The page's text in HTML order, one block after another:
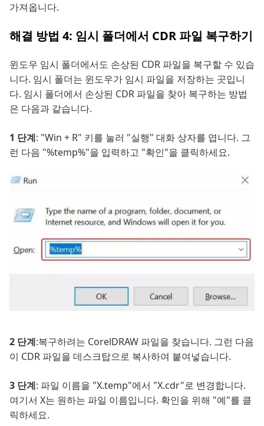
가져옵니다.
해결 방법 4: 임시 폴더에서 CDR 파일 복구하기
윈도우 임시 폴더에서도 손상된 CDR 파일을 복구할 수 있습
니다. 임시 폴더는 윈도우가 임시 파일을 저장하는 곳입니
다. 임시 폴더에서 손상된 CDR 파일을 찾아 복구하는 방법
은 다음과 같습니다.
1 단계: "Win + R" 키를 눌러 "실행" 대화 상자를 엽니다. 그
런 다음 "%temp%"을 입력하고 "확인"을 클릭하세요.
2 단계:복구하려는 CorelDRAW 파일을 찾습니다. 그런 다음
이 CDR 파일을 데스크탑으로 복사하여 붙여넣습니다.
3 단계: 파일 이름을 "X.temp"에서 "X.cdr"로 변경합니다.
여기서 X는 원하는 파일 이름입니다. 확인을 위해 "예"를 클
릭하세요.